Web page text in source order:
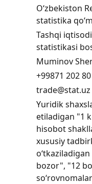
O‘zbekiston
statistika
Tashqi
statistikasi
Muminov
+99871 202
trade@stat.uz
Yuridik
etiladigan "1
hisobot
xususiy
bozor", "12